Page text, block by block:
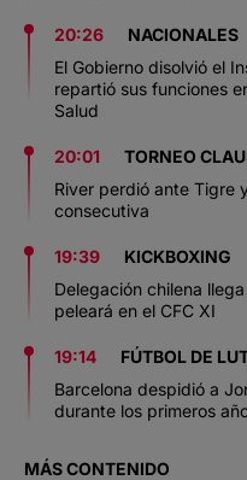
20:26
NACIONALES
El Gobierno disolvió el
repartió sus funciones
Salud
20:01
TORNEO
River perdió ante Tigre
consecutiva
19:39
KICKBOXING
Delegación chilena
peleará en el CFC XI
19:14
FÚTBOL DE
Barcelona despidió a
durante los primeros
MÁS CONTENIDO